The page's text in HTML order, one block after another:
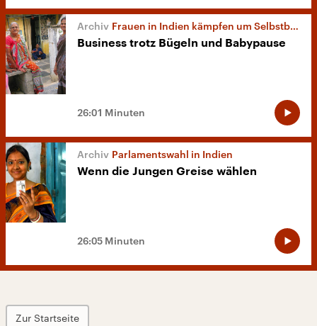
Frauen in Indien kämpfen um Selbstbestimmung
Business trotz Bügeln und Babypause
26:01 Minuten
Parlamentswahl in Indien
Wenn die Jungen Greise wählen
26:05 Minuten
Zur Startseite